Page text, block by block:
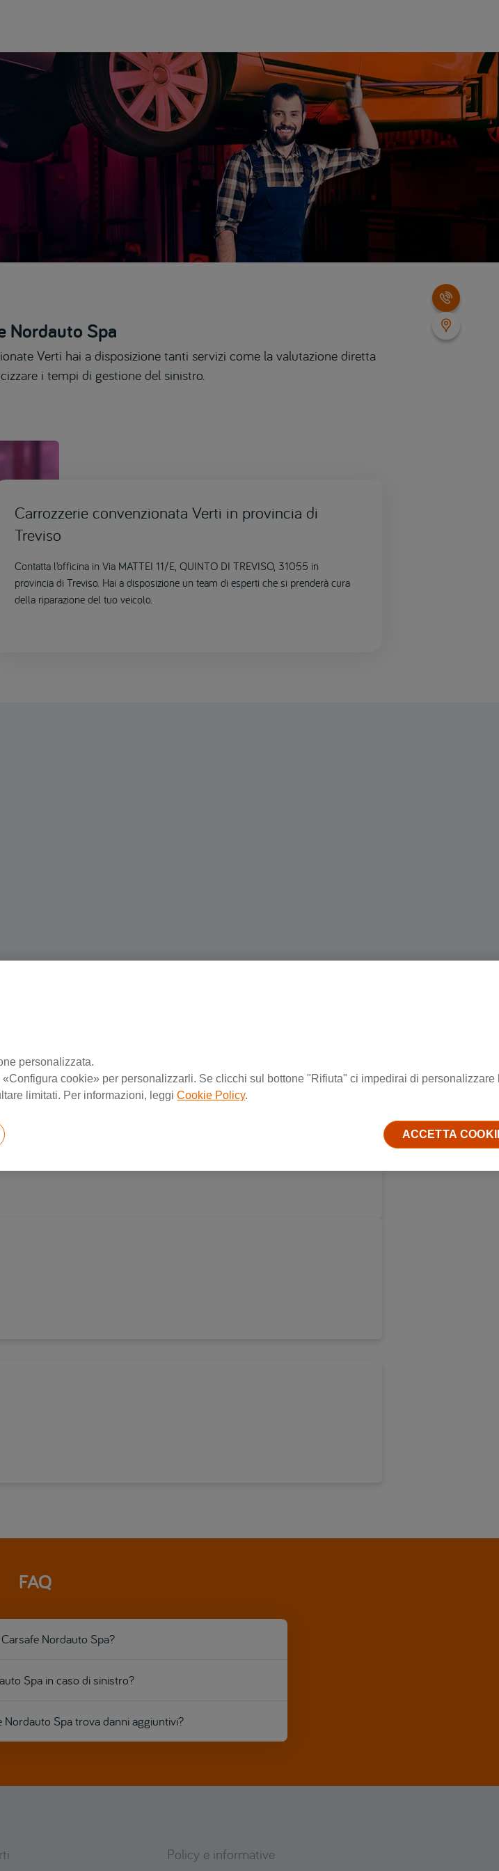
Nordauto Spa
Verti hai a disposizione tanti servizi come la valutazione diretta
i tempi di gestione del sinistro.
Carrozzerie convenzionata Verti in provincia di
Treviso
Contatta l’officina in Via MATTEI 11/E, QUINTO DI TREVISO, 31055 in
provincia di Treviso. Hai a disposizione un team di esperti che si prenderà cura
della riparazione del tuo veicolo.
più vicini
FAQ
Nordauto Spa?
Spa in caso di sinistro?
Spa trova danni aggiuntivi?
Policy e informative
personalizzata.
cookie» per personalizzarli. Se clicchi sul bottone "Rifiuta" ci impedirai di personalizzare
limitati. Per informazioni, leggiCookie Policy.
ACCETTA